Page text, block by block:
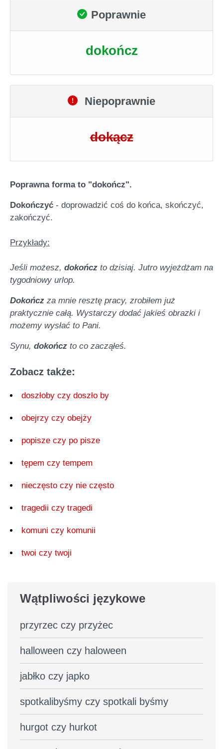
Poprawnie
dokończ
Niepoprawnie
dokącz
Poprawna forma to "dokończ".
Dokończyć - doprowadzić coś do końca, skończyć,
zakończyć.
Przykłady:
Jeśli możesz, dokończ to dzisiaj. Jutro wyjeżdżam na
tygodniowy urlop.
Dokończ za mnie resztę pracy, zrobiłem już
praktycznie całą. Wystarczy dodać jakieś obrazki i
możemy wysłać to Pani.
Synu, dokończ to co zacząłeś.
Zobacz także:
doszłoby czy doszło by
obejrzy czy obejży
popisze czy po pisze
tępem czy tempem
nieczęsto czy nie często
tragedii czy tragedi
komuni czy komunii
twoi czy twoji
Wątpliwości językowe
przyrzec czy przyżec
halloween czy haloween
jabłko czy japko
spotkalibyśmy czy spotkali byśmy
hurgot czy hurkot